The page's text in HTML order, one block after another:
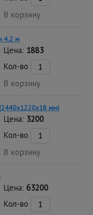
В корзину
4.2 м
Цена: 1883
Кол-во
В корзину
мм)
Цена: 3200
Кол-во
В корзину
Цена: 63200
Кол-во